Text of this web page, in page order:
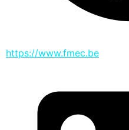
https://www.fmec.be